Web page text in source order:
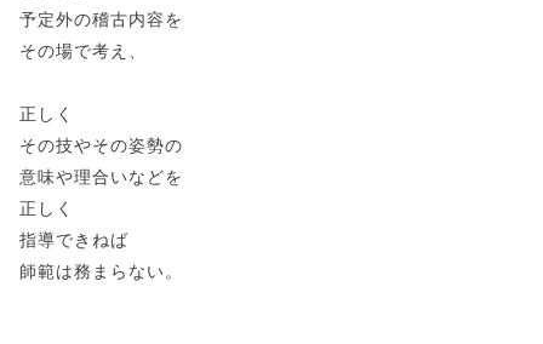
予定外の稽古内容を
その場で考え、
正しく
その技やその姿勢の
意味や理合いなどを
正しく
指導できねば
師範は務まらない。